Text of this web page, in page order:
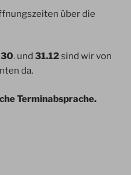
über die
30. und 31.12sind wir von
da.
Terminabsprache.